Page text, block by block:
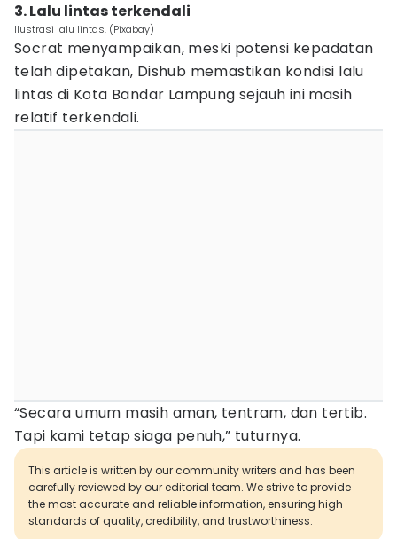
3. Lalu lintas terkendali
Ilustrasi lalu lintas. (Pixabay)
Socrat menyampaikan, meski potensi kepadatan
telah dipetakan, Dishub memastikan kondisi lalu
lintas di Kota Bandar Lampung sejauh ini masih
relatif terkendali.
“Secara umum masih aman, tentram, dan tertib.
Tapi kami tetap siaga penuh,” tuturnya.
This article is written by our community writers and has been
carefully reviewed by our editorial team. We strive to provide
the most accurate and reliable information, ensuring high
standards of quality, credibility, and trustworthiness.